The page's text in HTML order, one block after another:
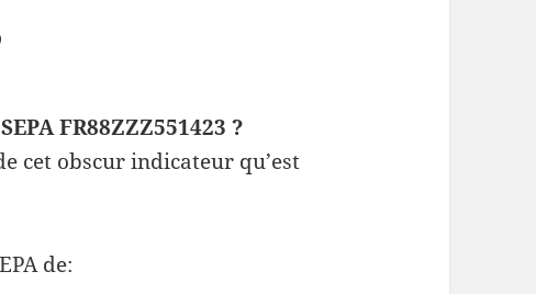
FR88ZZZ551423 ?
cet obscur indicateur qu’est
de: